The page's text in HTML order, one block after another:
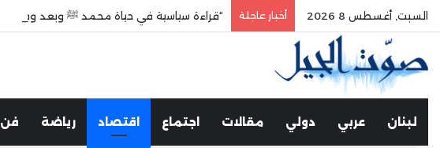
السبت, أغسطس 8 2026 أخبار عاجلة “قراءة سياسية في حياة محمد ﷺ وبعد وفاته”
لبنان عربي دولي مقالات اجتماع اقتصاد رياضة فن